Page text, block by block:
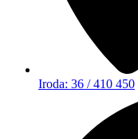
Iroda: 36 / 410 450